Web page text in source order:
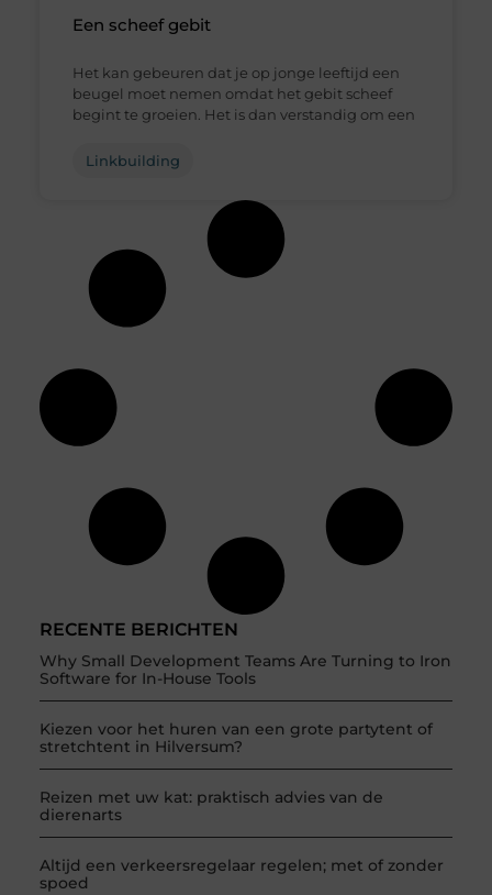
RECENTE BERICHTEN
Why Small Development Teams Are Turning to Iron
Software for In-House Tools
Kiezen voor het huren van een grote partytent of
stretchtent in Hilversum?
Reizen met uw kat: praktisch advies van de
dierenarts
Altijd een verkeersregelaar regelen; met of zonder
spoed
Een scheef gebit
Het kan gebeuren dat je op jonge leeftijd een
beugel moet nemen omdat het gebit scheef
begint te groeien. Het is dan verstandig om een
Linkbuilding